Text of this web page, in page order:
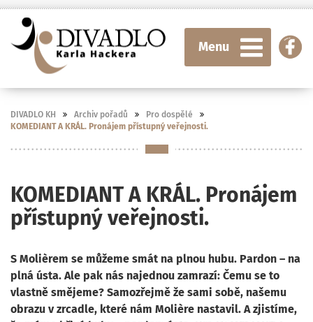
Menu
DIVADLO KH Archiv pořadů
Pro dospělé
KOMEDIANT A KRÁL. Pronájem přístupný veřejnosti.
KOMEDIANT A KRÁL. Pronájem
přístupný veřejnosti.
S Molièrem se můžeme smát na plnou hubu. Pardon – na
plná ústa. Ale pak nás najednou zamrazí: Čemu se to
vlastně smějeme? Samozřejmě že sami sobě, našemu
obrazu v zrcadle, které nám Molière nastavil. A zjistíme,